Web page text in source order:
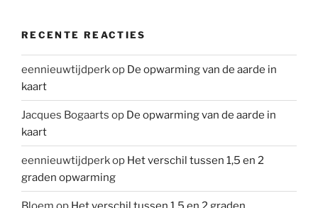
RECENTE REACTIES
eennieuwtijdperkop De opwarming van de aarde in
kaart
Jacques Bogaarts op De opwarming van de aarde in
kaart
eennieuwtijdperkop Het verschil tussen 1,5 en 2
graden opwarming